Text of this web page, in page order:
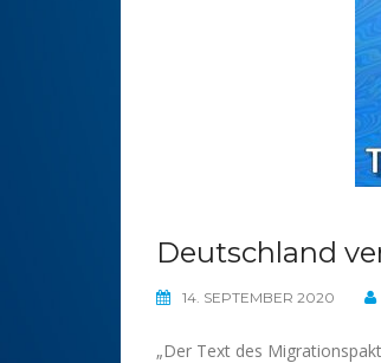
Deutschland
14. SEPTEMBER 2020
„Der Text des